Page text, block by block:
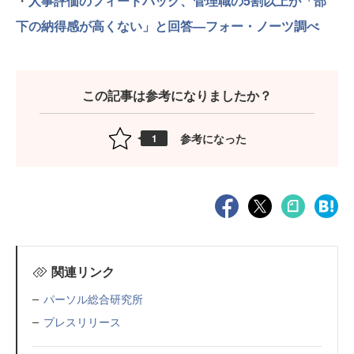
下の納得感が高くない」と回答—フォー・ノーツ調べ
この記事は参考になりましたか？
1 参考になった
関連リンク
パーソル総合研究所
プレスリリース